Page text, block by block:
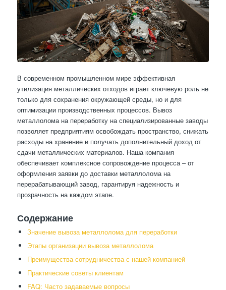
В современном промышленном мире эффективная
утилизация металлических отходов играет ключевую роль не
только для сохранения окружающей среды, но и для
оптимизации производственных процессов. Вывоз
металлолома на переработку на специализированные заводы
позволяет предприятиям освобождать пространство, снижать
расходы на хранение и получать дополнительный доход от
сдачи металлических материалов. Наша компания
обеспечивает комплексное сопровождение процесса – от
оформления заявки до доставки металлолома на
перерабатывающий завод, гарантируя надежность и
прозрачность на каждом этапе.
Содержание
Значение вывоза металлолома для переработки
Этапы организации вывоза металлолома
Преимущества сотрудничества с нашей компанией
Практические советы клиентам
FAQ: Часто задаваемые вопросы